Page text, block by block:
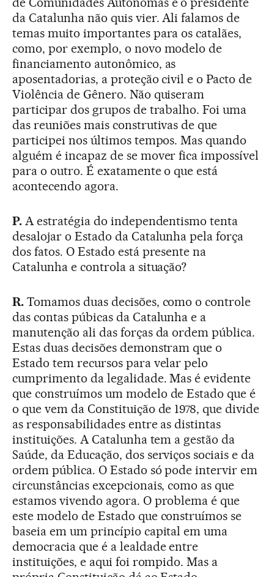
da Catalunha não quis vier. Ali falamos de
temas muito importantes para os catalães,
como, por exemplo, o novo modelo de
financiamento autonômico, as
aposentadorias, a proteção civil e o Pacto de
Violência de Gênero. Não quiseram
participar dos grupos de trabalho. Foi uma
das reuniões mais construtivas de que
participei nos últimos tempos. Mas quando
alguém é incapaz de se mover fica impossível
para o outro. É exatamente o que está
acontecendo agora.
P.A estratégia do independentismo tenta
desalojar o Estado da Catalunha pela força
dos fatos. O Estado está presente na
Catalunha e controla a situação?
R.Tomamos duas decisões, como o controle
das contas púbicas da Catalunha e a
manutenção ali das forças da ordem pública.
Estas duas decisões demonstram que o
Estado tem recursos para velar pelo
cumprimento da legalidade. Mas é evidente
que construímos um modelo de Estado que é
o que vem da Constituição de 1978, que divide
as responsabilidades entre as distintas
instituições. A Catalunha tem a gestão da
Saúde, da Educação, dos serviços sociais e da
ordem pública. O Estado só pode intervir em
circunstâncias excepcionais, como as que
estamos vivendo agora. O problema é que
este modelo de Estado que construímos se
baseia em um princípio capital em uma
democracia que é a lealdade entre
instituições, e aqui foi rompido. Mas a